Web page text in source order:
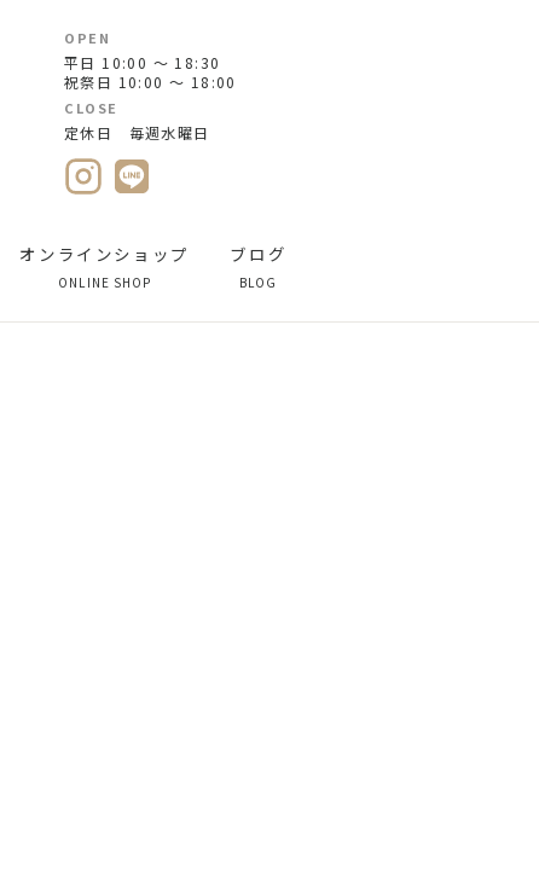
OPEN
平日 10:00 ～ 18:30
祝祭日 10:00 ～ 18:00
CLOSE
定休日 毎週水曜日
オンラインショップ
ONLINE SHOP
ブログ
BLOG